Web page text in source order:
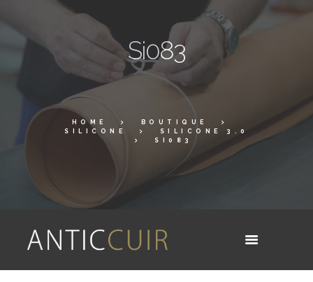
Si083
HOME
BOUTIQUE
SILICONE
SILICONE 3.0
SI083